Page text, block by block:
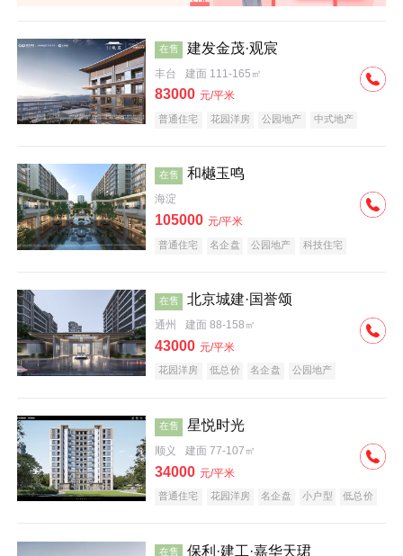
在售 建发金茂·观宸
丰台 建面 111-165㎡
83000 元/平米
普通住宅 花园洋房 公园地产
中式地产
在售 和樾玉鸣
海淀
105000 元/平米
普通住宅 名企盘 公园地产 科技住宅
在售 北京城建·国誉颂
通州 建面 88-158㎡
43000 元/平米
花园洋房 低总价 名企盘 公园地产
在售 星悦时光
顺义 建面 77-107㎡
34000 元/平米
普通住宅 花园洋房 名企盘 小户型 低总价
在售 保利·建工·嘉华天珺